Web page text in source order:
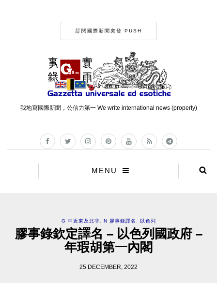
訂閱國際新聞突發 PUSH
我地寫國際新聞，公信力第一 We write international news (properly)
MENU
G 中近東及北非 N 膠事錄譯名 以色列
膠事錄欽定譯名 – 以色列國政府 –
年瑕胡第一內閣
25 DECEMBER, 2022